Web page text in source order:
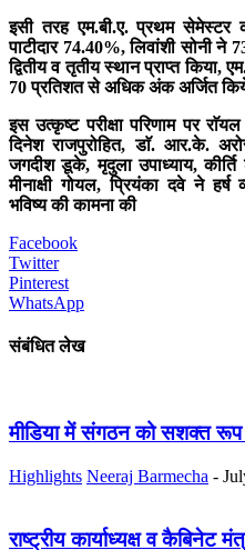
इसी तरह एम.बी.ए. प्रथम
पाटीदार 74.40%, लिवांशी सोनी
द्वितीय व तृतीय स्थान प्राप्त किया,
70 प्रतिशत से अधिक अंक अर्जित
इस उत्कृष्ट परीक्षा परिणाम पर
दिनेश राजपुरोहित, डाॅ. आर.के.
जगदीश डूके, मृदुला उपाध्याय, कीर्ति
मीनाक्षी गोयल, प्रियंका दवे ने
भविष्य की कामना की
Facebook
Twitter
Pinterest
WhatsApp
संबंधित लेख
मीडिया में संगठन को सशक्त रूप
Highlights Neeraj Barmecha -
राष्ट्रीय कार्याध्यक्ष व कैबिनेट